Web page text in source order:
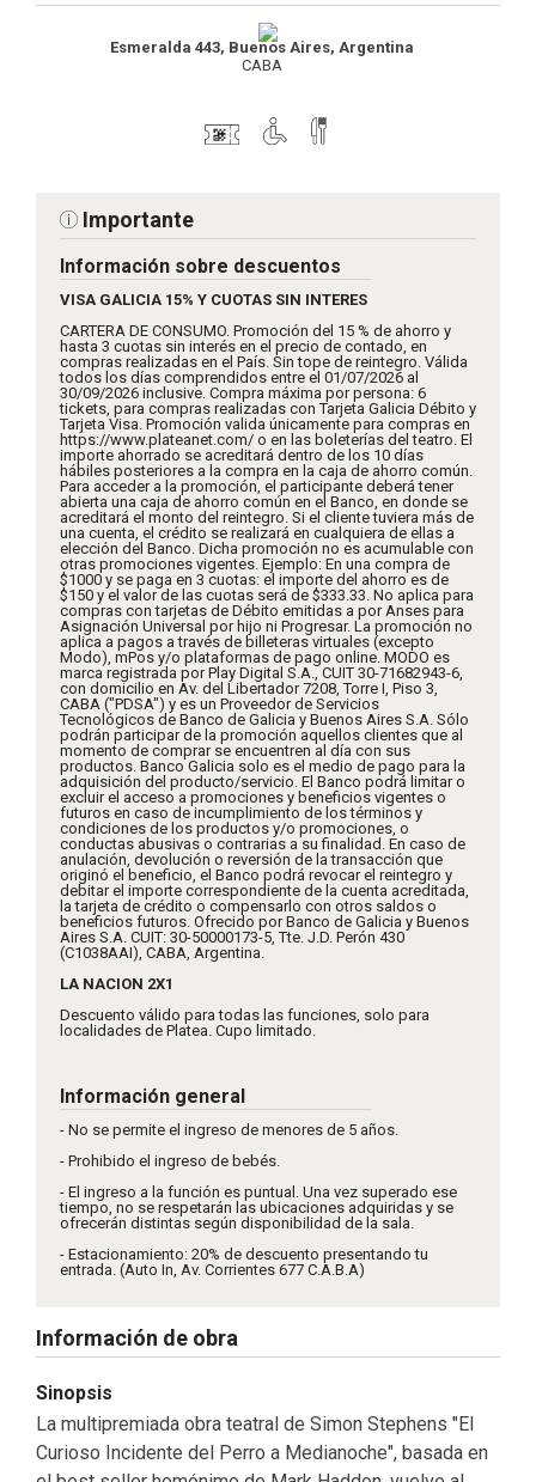
Esmeralda 443, Buenos Aires, Argentina
CABA
Importante
Información sobre descuentos
VISA GALICIA 15% Y CUOTAS SIN INTERES
CARTERA DE CONSUMO. Promoción del 15 % de ahorro y
hasta 3 cuotas sin interés en el precio de contado, en
compras realizadas en el País. Sin tope de reintegro. Válida
todos los días comprendidos entre el 01/07/2026 al
30/09/2026 inclusive. Compra máxima por persona: 6
tickets, para compras realizadas con Tarjeta Galicia Débito y
Tarjeta Visa. Promoción valida únicamente para compras en
https://www.plateanet.com/ o en las boleterías del teatro. El
importe ahorrado se acreditará dentro de los 10 días
hábiles posteriores a la compra en la caja de ahorro común.
Para acceder a la promoción, el participante deberá tener
abierta una caja de ahorro común en el Banco, en donde se
acreditará el monto del reintegro. Si el cliente tuviera más de
una cuenta, el crédito se realizará en cualquiera de ellas a
elección del Banco. Dicha promoción no es acumulable con
otras promociones vigentes. Ejemplo: En una compra de
$1000 y se paga en 3 cuotas: el importe del ahorro es de
$150 y el valor de las cuotas será de $333.33. No aplica para
compras con tarjetas de Débito emitidas a por Anses para
Asignación Universal por hijo ni Progresar. La promoción no
aplica a pagos a través de billeteras virtuales (excepto
Modo), mPos y/o plataformas de pago online. MODO es
marca registrada por Play Digital S.A., CUIT 30-71682943-6,
con domicilio en Av. del Libertador 7208, Torre I, Piso 3,
CABA ("PDSA") y es un Proveedor de Servicios
Tecnológicos de Banco de Galicia y Buenos Aires S.A. Sólo
podrán participar de la promoción aquellos clientes que al
momento de comprar se encuentren al día con sus
productos. Banco Galicia solo es el medio de pago para la
adquisición del producto/servicio. El Banco podrá limitar o
excluir el acceso a promociones y beneficios vigentes o
futuros en caso de incumplimiento de los términos y
condiciones de los productos y/o promociones, o
conductas abusivas o contrarias a su finalidad. En caso de
anulación, devolución o reversión de la transacción que
originó el beneficio, el Banco podrá revocar el reintegro y
debitar el importe correspondiente de la cuenta acreditada,
la tarjeta de crédito o compensarlo con otros saldos o
beneficios futuros. Ofrecido por Banco de Galicia y Buenos
Aires S.A. CUIT: 30-50000173-5, Tte. J.D. Perón 430
(C1038AAI), CABA, Argentina.
LA NACION 2X1
Descuento válido para todas las funciones, solo para
localidades de Platea. Cupo limitado.
Información general
- No se permite el ingreso de menores de 5 años.
- Prohibido el ingreso de bebés.
- El ingreso a la función es puntual. Una vez superado ese
tiempo, no se respetarán las ubicaciones adquiridas y se
ofrecerán distintas según disponibilidad de la sala.
- Estacionamiento: 20% de descuento presentando tu
entrada. (Auto In, Av. Corrientes 677 C.A.B.A)
Información de obra
Sinopsis
La multipremiada obra teatral de Simon Stephens "El
Curioso Incidente del Perro a Medianoche", basada en